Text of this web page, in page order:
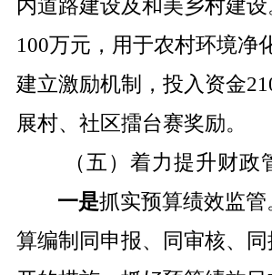
内道路建设及和美乡村建
100万元，用于农村环境净
建立激励机制，投入资金
展村、社区擂台赛奖励。
（五）着力提升财政
一是抓实预算绩效监
算编制同申报、同审核、